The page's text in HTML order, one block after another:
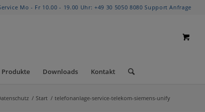
Mo - Fr 10.00 - 19.00 Uhr: +49 30 5050 8080 Support Anfrage
Produkte Downloads Kontakt
/ Start / telefonanlage-service-telekom-siemens-unify